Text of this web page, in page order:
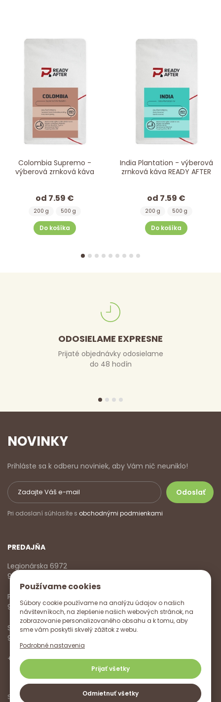
Používame cookies
Súbory cookie používame na analýzu údajov o našich
návštevníkoch, na zlepšenie našich webových stránok, na
zobrazovanie personalizovaného obsahu a k tomu, aby
sme vám poskytli skvelý zážitok z webu.
Podrobné nastavenia
Prijať všetky
Odmietnuť všetky
Colombia Supremo -
výberová zrnková káva
od 7.59 €
200 g 500 g
Do košíka
India Plantation - výberová
zrnková káva READY AFTER
od 7.59 €
200 g 500 g
Do košíka
ODOSIELAME EXPRESNE
Prijaté objednávky odosielame
do 48 hodín
NOVINKY
Prihláste sa k odberu noviniek, aby Vám nič neuniklo!
Pri odoslaní súhlasíte s obchodnými podmienkami
PREDAJŇA
Legionárska 6972
911 01 Trenčín
Pondelok - Piatok
9:00 - 17:00
Sobota
9:00 - 12:00
+421 918 785 620,+421 915 572 350,info@vitanella.sk
Sledujte nás na